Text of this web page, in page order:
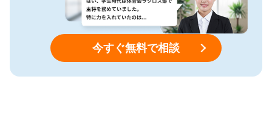
今すぐ無料で相談